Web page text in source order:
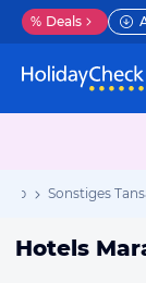
% Deals
Sonstiges
Hotels